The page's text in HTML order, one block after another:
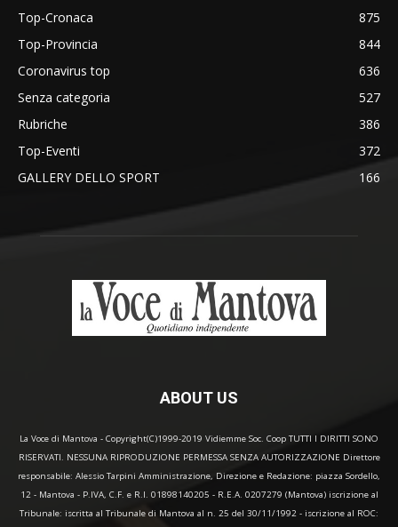
Top-Cronaca
875
Top-Provincia
844
Coronavirus top
636
Senza categoria
527
Rubriche
386
Top-Eventi
372
GALLERY DELLO SPORT
166
ABOUT US
La Voce di Mantova - Copyright(C)1999-2019 Vidiemme Soc. Coop TUTTI I DIRITTI SONO
RISERVATI. NESSUNA RIPRODUZIONE PERMESSA SENZA AUTORIZZAZIONE Direttore
responsabile: Alessio Tarpini Amministrazione, Direzione e Redazione: piazza Sordello,
12 - Mantova - P.IVA, C.F. e R.I. 01898140205 - R.E.A. 0207279 (Mantova) iscrizione al
Tribunale: iscritta al Tribunale di Mantova al n. 25 del 30/11/1992 - iscrizione al ROC: